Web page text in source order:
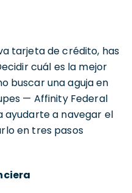
tarjeta de crédito, has
cuál es la mejor
buscar una aguja en
— Affinity Federal
ayudarte a navegar el
en tres pasos